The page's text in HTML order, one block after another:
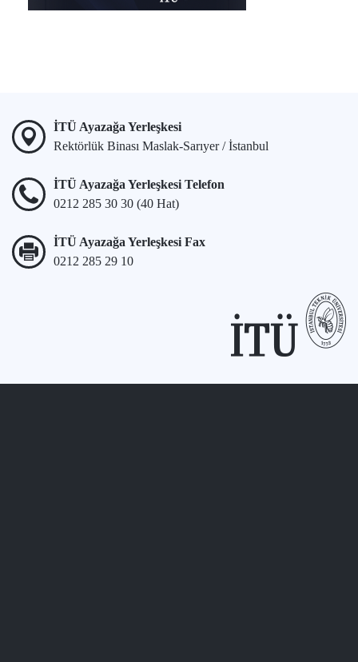
İTÜ Ayazağa Yerleşkesi
Rektörlük Binası Maslak-Sarıyer / İstanbul
İTÜ Ayazağa Yerleşkesi Telefon
0212 285 30 30 (40 Hat)
İTÜ Ayazağa Yerleşkesi Fax
0212 285 29 10